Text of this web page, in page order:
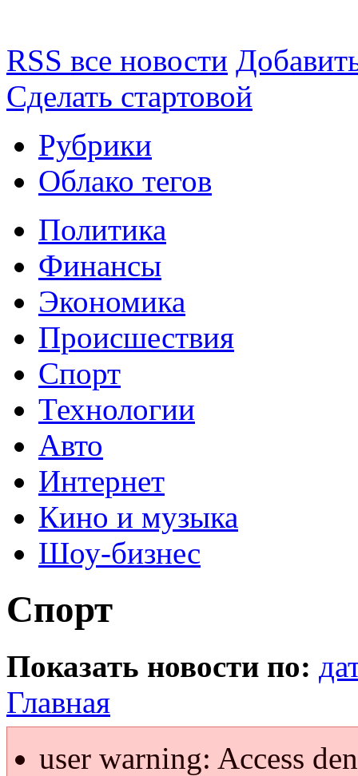
RSS все новости
Сделать стартовой
Рубрики
Облако тегов
Политика
Финансы
Экономика
Происшествия
Спорт
Технологии
Авто
Интернет
Кино и музыка
Шоу-бизнес
Спорт
Показать новости по:
Главная
user warning: Access